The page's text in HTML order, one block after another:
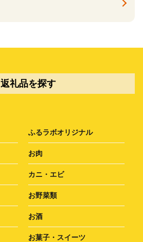
返礼品を探す
ふるラボオリジナル
お肉
カニ・エビ
お野菜類
お酒
お菓子・スイーツ